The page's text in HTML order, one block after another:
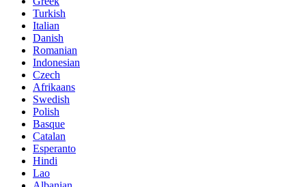
Turkish
Italian
Danish
Romanian
Indonesian
Czech
Afrikaans
Swedish
Polish
Basque
Catalan
Esperanto
Hindi
Lao